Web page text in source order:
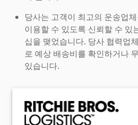
당사는 고객이 최고의 운송업
이용할 수 있도록 신뢰할 수 있
십을 맺었습니다. 당사 협력업
로 예상 배송비를 확인하거나
있습니다.